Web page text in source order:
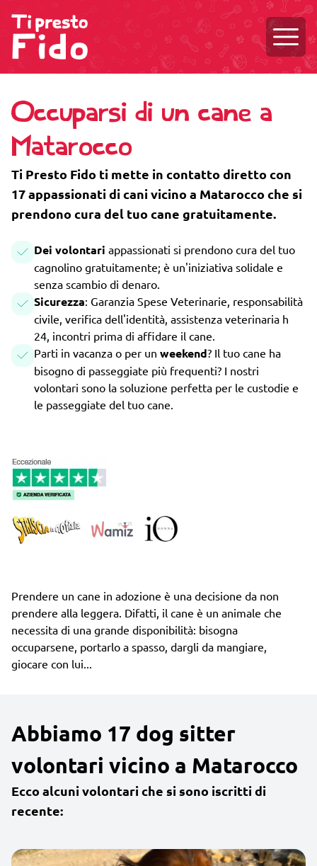
Occuparsi di un cane a
Matarocco
Ti Presto Fido ti mette in contatto diretto con
17 appassionati di cani vicino a Matarocco che si
prendono cura del tuo cane gratuitamente.
Dei volontari appassionati si prendono cura del tuo
cagnolino gratuitamente; è un'iniziativa solidale e
senza scambio di denaro.
Sicurezza: Garanzia Spese Veterinarie, responsabilità
civile, verifica dell'identità, assistenza veterinaria h
24, incontri prima di affidare il cane.
Parti in vacanza o per un weekend? Il tuo cane ha
bisogno di passeggiate più frequenti? I nostri
volontari sono la soluzione perfetta per le custodie e
le passeggiate del tuo cane.
Prendere un cane in adozione è una decisione da non
prendere alla leggera. Difatti, il cane è un animale che
necessita di una grande disponibilità: bisogna
occuparsene, portarlo a spasso, dargli da mangiare,
giocare con lui...
Abbiamo 17 dog sitter
volontari vicino a Matarocco
Ecco alcuni volontari che si sono iscritti di
recente: